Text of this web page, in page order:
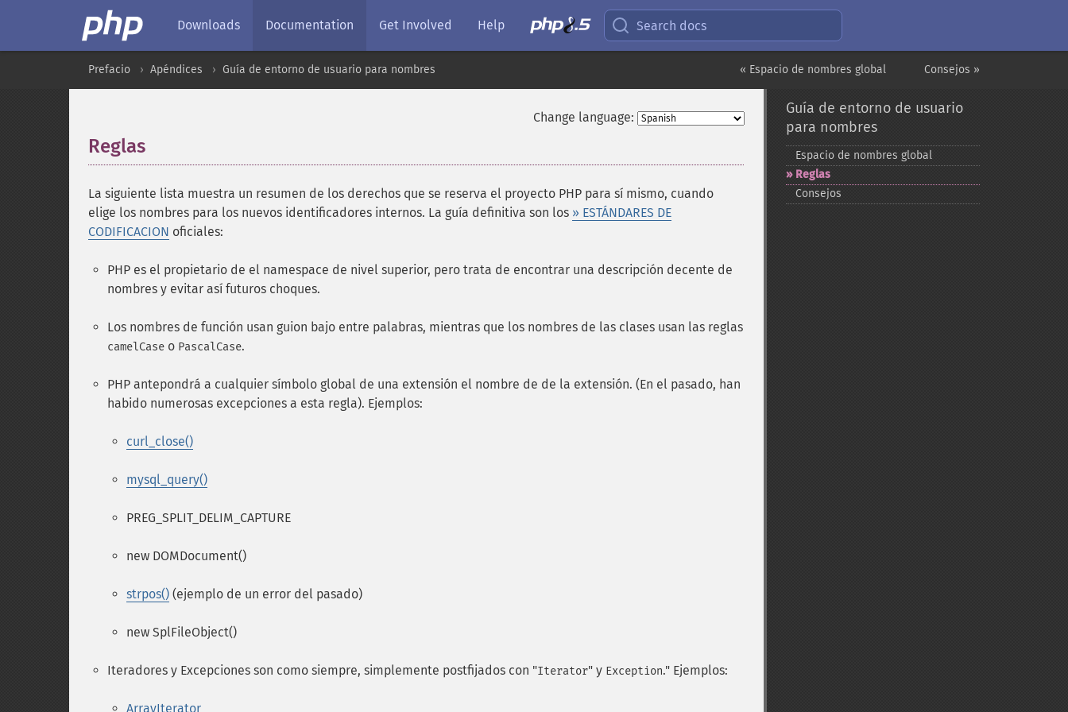
Downloads Documentation Get Involved Help Search docs
Consejos »
« Espacio de nombres global
Prefacio Apéndices Guía de entorno de usuario para nombres
Change language:
Reglas
La siguiente lista muestra un resumen de los derechos que se reserva el proyecto PHP para sí mismo, cuando
elige los nombres para los nuevos identificadores internos. La guía definitiva son los » ESTÁNDARES DE
CODIFICACION oficiales:
PHP es el propietario de el namespace de nivel superior, pero trata de encontrar una descripción decente de
nombres y evitar así futuros choques.
Los nombres de función usan guion bajo entre palabras, mientras que los nombres de las clases usan las reglas
camelCase o PascalCase.
PHP antepondrá a cualquier símbolo global de una extensión el nombre de de la extensión. (En el pasado, han
habido numerosas excepciones a esta regla). Ejemplos:
curl_close()
mysql_query()
PREG_SPLIT_DELIM_CAPTURE
new DOMDocument()
strpos() (ejemplo de un error del pasado)
new SplFileObject()
Iteradores y Excepciones son como siempre, simplemente postfijados con "Iterator" y Exception." Ejemplos:
ArrayIterator
Guía de entorno de usuario
para nombres
Espacio de nombres global
Reglas
Consejos